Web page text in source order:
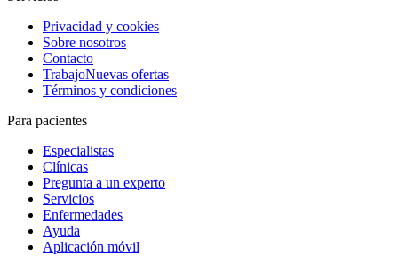
Privacidad y cookies
Sobre nosotros
Contacto
TrabajoNuevas ofertas
Términos y condiciones
Para pacientes
Especialistas
Clínicas
Pregunta a un experto
Servicios
Enfermedades
Ayuda
Aplicación móvil